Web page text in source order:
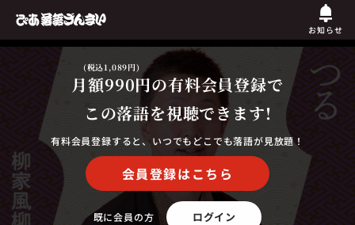
お知らせ
月額990円
(税込1,089円)
の有料会員登録で
この落語を視聴できます!
有料会員登録すると、いつでもどこでも落語が見放題！
会員登録はこちら
既に会員の方 ログイン